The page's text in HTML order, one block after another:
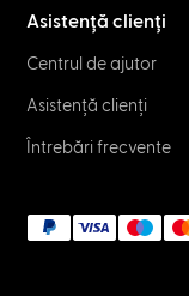
Asistență clienți
Centrul de ajutor
Asistență clienți
Întrebări frecvente